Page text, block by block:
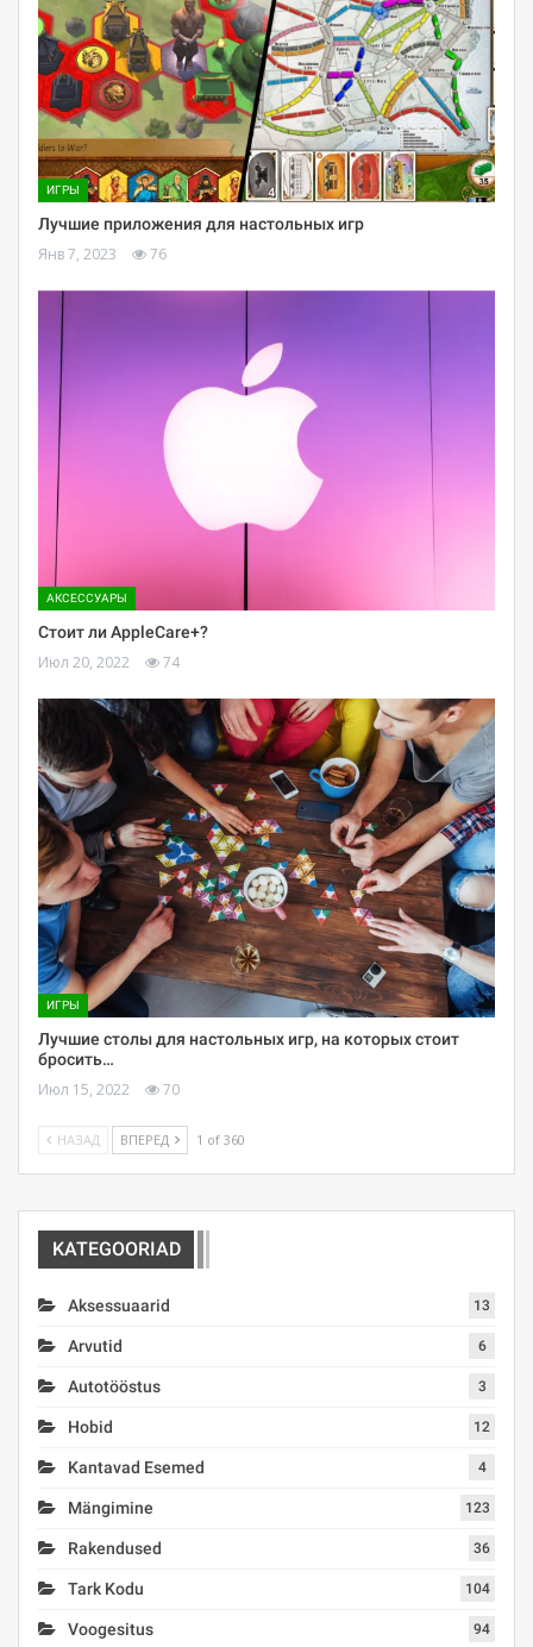
ИГРЫ
Лучшие приложения для настольных игр
Янв 7, 2023 76
АКСЕССУАРЫ
Стоит ли AppleCare+?
Июл 20, 2022 74
ИГРЫ
Лучшие столы для настольных игр, на которых стоит
бросить…
Июл 15, 2022 70
НАЗАД ВПЕРЕД 1 of 360
KATEGOORIAD
Aksessuaarid 13
Arvutid 6
Autotööstus 3
Hobid 12
Kantavad Esemed 4
Mängimine 123
Rakendused 36
Tark Kodu 104
Voogesitus 94